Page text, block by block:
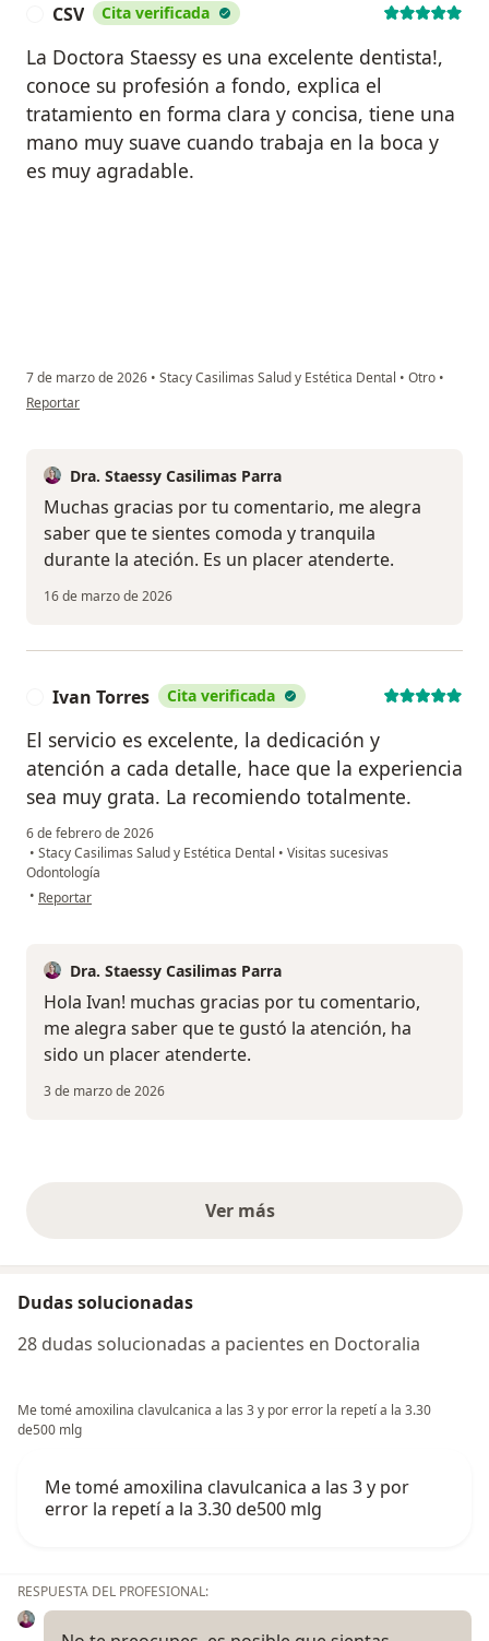
CSV Cita verificada
La Doctora Staessy es una excelente dentista!,
conoce su profesión a fondo, explica el
tratamiento en forma clara y concisa, tiene una
mano muy suave cuando trabaja en la boca y
es muy agradable.
7 de marzo de 2026 • Stacy Casilimas Salud y Estética Dental • Otro •
en opinión del usuario CSV
Reportar
Dra. Staessy Casilimas Parra
Muchas gracias por tu comentario, me alegra
saber que te sientes comoda y tranquila
durante la ateción. Es un placer atenderte.
16 de marzo de 2026
Ivan Torres Cita verificada
El servicio es excelente, la dedicación y
atención a cada detalle, hace que la experiencia
sea muy grata. La recomiendo totalmente.
6 de febrero de 2026
• Stacy Casilimas Salud y Estética Dental • Visitas sucesivas
Odontología
• en opinión del usuario Ivan Torres
Reportar
Dra. Staessy Casilimas Parra
Hola Ivan! muchas gracias por tu comentario,
me alegra saber que te gustó la atención, ha
sido un placer atenderte.
3 de marzo de 2026
Ver másopiniones anteriores
Dudas solucionadas
28 dudas solucionadas a pacientes en Doctoralia
Me tomé amoxilina clavulcanica a las 3 y por error la repetí a la 3.30
de500 mlg
Me tomé amoxilina clavulcanica a las 3 y por
error la repetí a la 3.30 de500 mlg
RESPUESTA DEL PROFESIONAL: